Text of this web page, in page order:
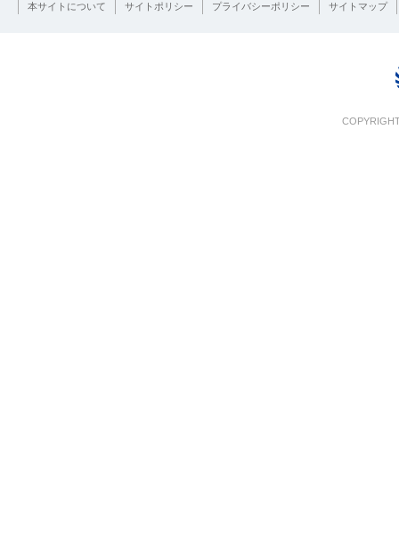
本サイトについて サイトポリシー プライバシーポリシー サイトマップ